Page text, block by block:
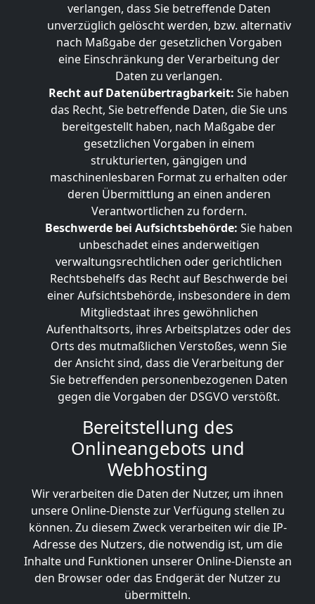
verlangen, dass Sie betreffende Daten
unverzüglich gelöscht werden, bzw. alternativ
nach Maßgabe der gesetzlichen Vorgaben
eine Einschränkung der Verarbeitung der
Daten zu verlangen.
Recht auf Datenübertragbarkeit: Sie haben
das Recht, Sie betreffende Daten, die Sie uns
bereitgestellt haben, nach Maßgabe der
gesetzlichen Vorgaben in einem
strukturierten, gängigen und
maschinenlesbaren Format zu erhalten oder
deren Übermittlung an einen anderen
Verantwortlichen zu fordern.
Beschwerde bei Aufsichtsbehörde: Sie haben
unbeschadet eines anderweitigen
verwaltungsrechtlichen oder gerichtlichen
Rechtsbehelfs das Recht auf Beschwerde bei
einer Aufsichtsbehörde, insbesondere in dem
Mitgliedstaat ihres gewöhnlichen
Aufenthaltsorts, ihres Arbeitsplatzes oder des
Orts des mutmaßlichen Verstoßes, wenn Sie
der Ansicht sind, dass die Verarbeitung der
Sie betreffenden personenbezogenen Daten
gegen die Vorgaben der DSGVO verstößt.
Bereitstellung des
Onlineangebots und
Webhosting
Wir verarbeiten die Daten der Nutzer, um ihnen
unsere Online-Dienste zur Verfügung stellen zu
können. Zu diesem Zweck verarbeiten wir die IP-
Adresse des Nutzers, die notwendig ist, um die
Inhalte und Funktionen unserer Online-Dienste an
den Browser oder das Endgerät der Nutzer zu
übermitteln.